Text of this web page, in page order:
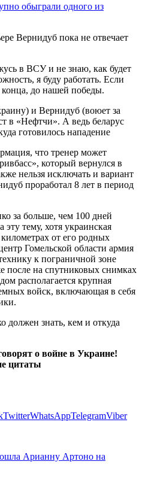
обыграли одного из
Вернидуб пока не отвечает
в ВСУ и не знаю, как будет
я буду работать. Если
конца, до нашей победы.‎
что тренер может
который вернулся в
нельзя исключать и вариант
проработал 8 лет в период
за больше, чем 100 дней
тему, хотя украинская
от его родных
Гомельской области армия
к пограничной зоне
после на спутниковых снимках
располагается крупная
войск, включающая в себя
должен знать, кем и откуда
о войне в Украине!
цитаты
TwitterWhatsAppTelegramViber
Арианну Артоно на